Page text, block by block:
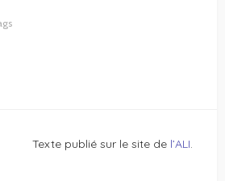
Texte publié sur le site de l’ALI.